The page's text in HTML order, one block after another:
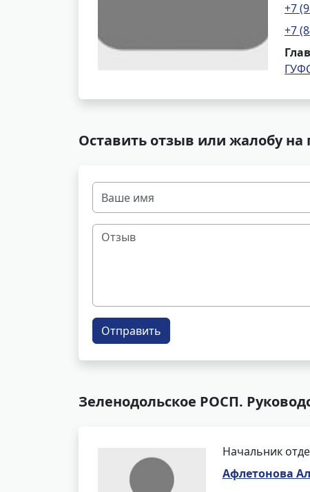
+7
+7
Оставить отзыв или жалобу на
Отправить
Зеленодольское РОСП.
Начальник
Афлетонова